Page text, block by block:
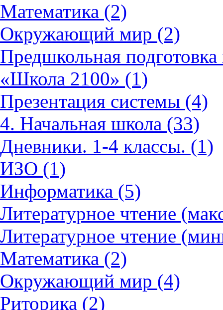
Математика (2)
Окружающий мир (2)
Предшкольная
«Школа 2100» (1)
Презентация системы (4)
4. Начальная школа (33)
Дневники. 1-4 классы. (1)
ИЗО (1)
Информатика (5)
Литературное чтение
Литературное чтение
Математика (2)
Окружающий мир (4)
Риторика (2)